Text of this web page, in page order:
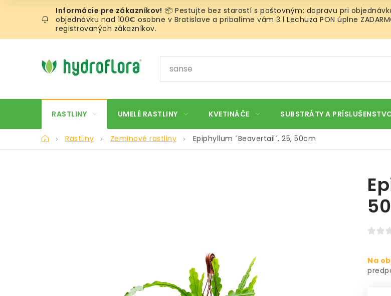
📦 Pestujte bez starostí s poštovným: dopravu pri
objednávku nad 100€ osobne v Bratislave a pribalíme vám 3 l Lechuza PON úplne
registrovaných zákazníkov.
RASTLINY UMELÉ RASTLINY KVETINÁČE SUBSTRÁTY A
DomovRastliny Zeminové rastliny Epiphyllum ´Beavertail´, 25, 50cm
Na